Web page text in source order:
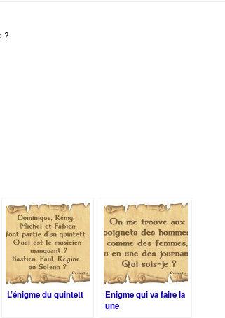
?
L’énigme du quintett
Enigme qui va faire la
une